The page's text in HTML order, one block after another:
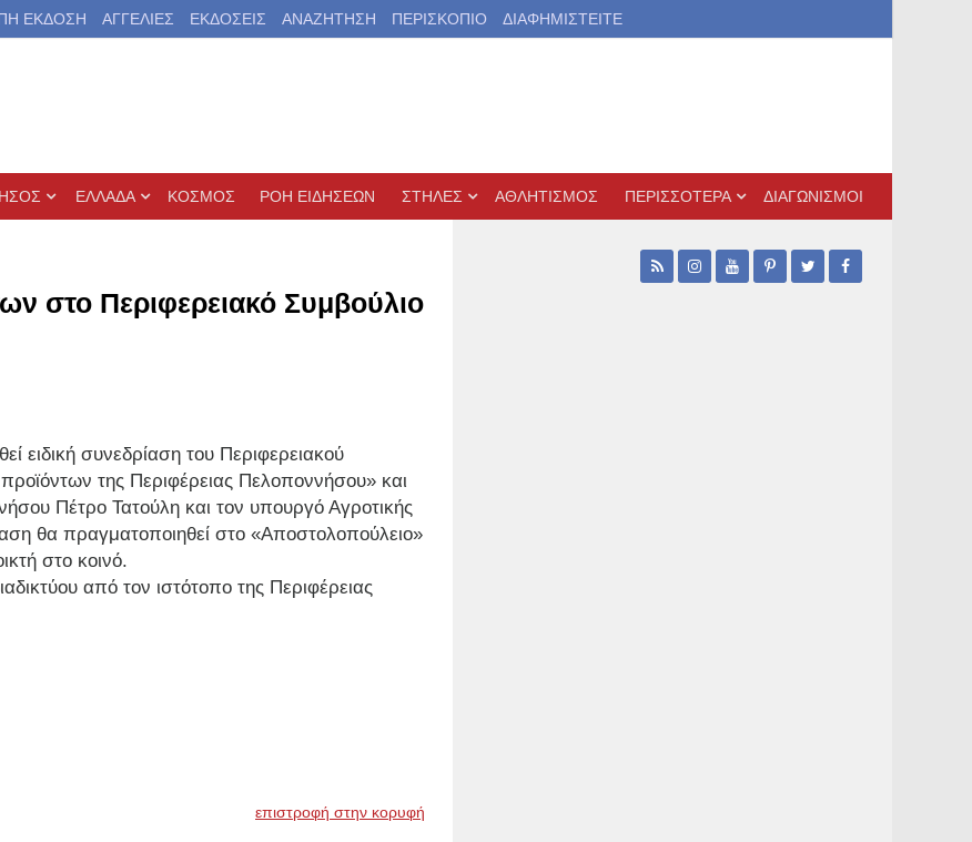
ΕΚΔΟΣΗ ΑΓΓΕΛΙΕΣ ΕΚΔΟΣΕΙΣ ΑΝΑΖΗΤΗΣΗ ΠΕΡΙΣΚΟΠΙΟ ΔΙΑΦΗΜΙΣΤΕΙΤΕ
ΕΛΛΑΔΑ ΚΟΣΜΟΣ ΡΟΗ ΕΙΔΗΣΕΩΝ ΣΤΗΛΕΣ ΑΘΛΗΤΙΣΜΟΣ ΠΕΡΙΣΣΟΤΕΡΑ ΔΙΑΓΩΝΙΣΜΟΙ
στο Περιφερειακό Συμβούλιο
ειδική συνεδρίαση του Περιφερειακού
της Περιφέρειας Πελοποννήσου» και
Πέτρο Τατούλη και τον υπουργό Αγροτικής
θα πραγματοποιηθεί στο «Αποστολοπούλειο»
στο κοινό.
από τον ιστότοπο της Περιφέρειας
επιστροφή στην κορυφή